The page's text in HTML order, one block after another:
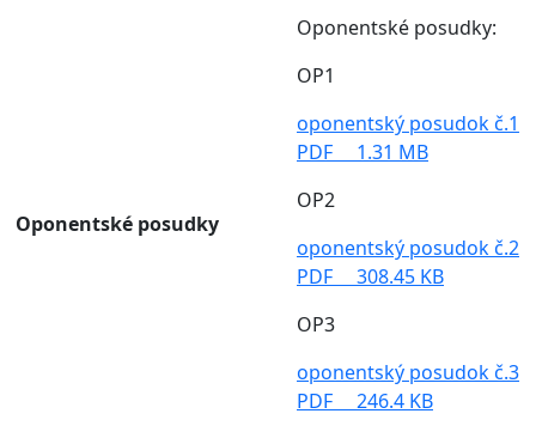
Oponentské posudky
Oponentské posudky:
OP1
oponentský posudok č.1
PDF 1.31 MB
OP2
oponentský posudok č.2
PDF 308.45 KB
OP3
oponentský posudok č.3
PDF 246.4 KB